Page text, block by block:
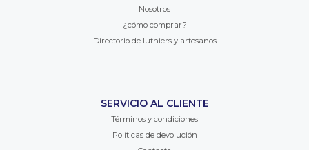
Nosotros
¿cómo comprar?
Directorio de luthiers y artesanos
SERVICIO AL CLIENTE
Términos y condiciones
Políticas de devolución